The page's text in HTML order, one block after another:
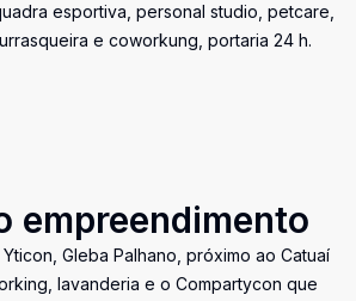
esportiva, personal studio, petcare,
e coworkung, portaria 24 h.
empreendimento
Gleba Palhano, próximo ao Catuaí
lavanderia e o Compartycon que